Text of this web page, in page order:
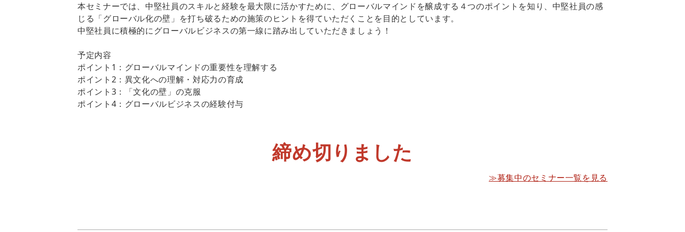
本セミナーでは、中堅社員のスキルと経験を最大限に活かすために、グローバルマインドを醸成する４つのポイントを知り、中堅社員の感
じる「グローバル化の壁」を打ち破るための施策のヒントを得ていただくことを目的としています。
中堅社員に積極的にグローバルビジネスの第一線に踏み出していただきましょう！
予定内容
ポイント1：グローバルマインドの重要性を理解する
ポイント2：異文化への理解・対応力の育成
ポイント3：「文化の壁」の克服
ポイント4：グローバルビジネスの経験付与
締め切りました
≫募集中のセミナー一覧を見る